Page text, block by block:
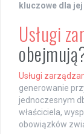
kluczowe dla
Usługi
Usługi
generowanie
jednoczesnym
właściciela,
obowiązków